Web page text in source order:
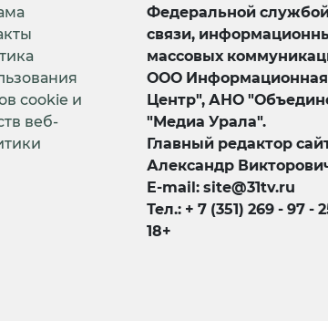
cookie и
веб-
Федеральной
связи,
массовых
ООО
Центр", АНО
"Медиа Урала".
Главный редактор
Александр
E-mail: site@31tv.ru
Тел.: + 7 (351) 269 - 97 -
18+